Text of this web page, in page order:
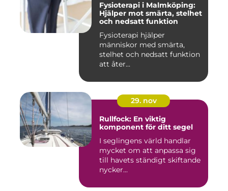
Fysioterapi i Malmköping:
Hjälper mot smärta, stelhet
och nedsatt funktion
Fysioterapi hjälper
människor med smärta,
stelhet och nedsatt funktion
att åter...
29. nov
Rullfock: En viktig
komponent för ditt segel
I seglingens värld handlar
mycket om att anpassa sig
till havets ständigt skiftande
nycker...